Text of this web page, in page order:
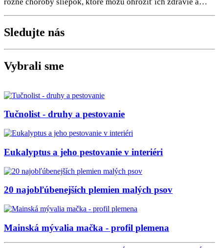
Sledujte nás
Vybrali sme
Tučnolist - druhy a pestovanie
Eukalyptus a jeho pestovanie v interiéri
20 najobľúbenejších plemien malých psov
Mainská mývalia mačka - profil plemena